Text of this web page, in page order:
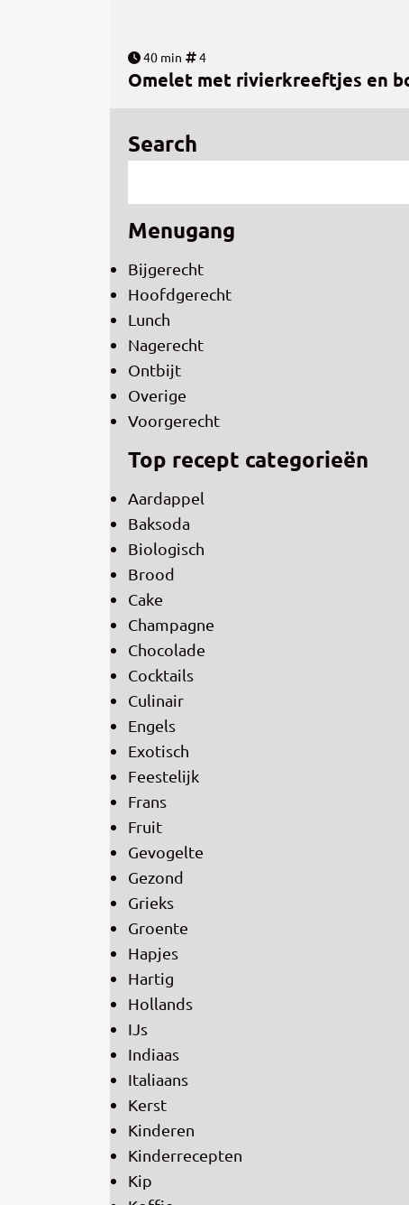
40 min 4
Omelet met rivierkreeftjes en
Search
Menugang
Bijgerecht
Hoofdgerecht
Lunch
Nagerecht
Ontbijt
Overige
Voorgerecht
Top recept categorieën
Aardappel
Baksoda
Biologisch
Brood
Cake
Champagne
Chocolade
Cocktails
Culinair
Engels
Exotisch
Feestelijk
Frans
Fruit
Gevogelte
Gezond
Grieks
Groente
Hapjes
Hartig
Hollands
IJs
Indiaas
Italiaans
Kerst
Kinderen
Kinderrecepten
Kip